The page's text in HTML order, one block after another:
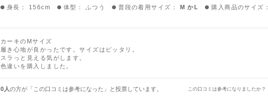
身長： 156cm 体型： ふつう 普段の着用サイズ： M かL 購入商品のサイズ：
カーキのMサイズ
履き心地が良かったです。サイズはピッタリ。
スラっと見える気がします。
色違いを購入しました。
この口コミは参考になりましたか？
0人の方が「この口コミは参考になった」と投票しています。